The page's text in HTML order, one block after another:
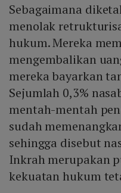
Sebagaimana
menolak
hukum. Mereka
mengembalikan
mereka bayarkan
Sejumlah 0,3%
mentah-mentah
sudah
sehingga disebut
Inkrah merupakan
kekuatan hukum